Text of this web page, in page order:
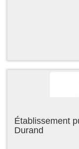
Établissement
Durand